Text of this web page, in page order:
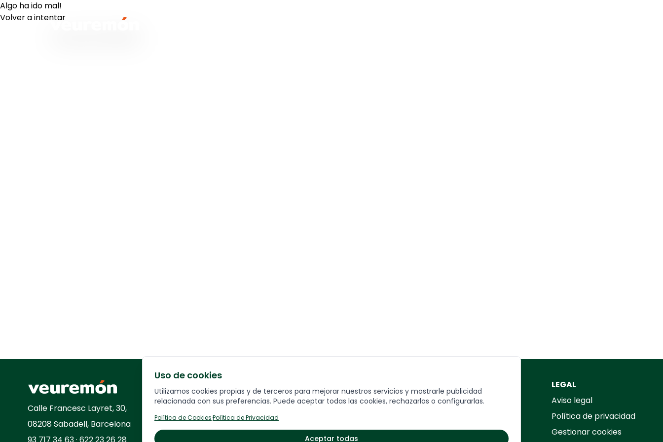
Your Company
Algo ha ido mal!
Volver a intentar
Your Company
Calle Francesc Layret, 30,
08208 Sabadell, Barcelona
Grandes destinos
Viajes destacados
Formulario
LEGAL
Aviso legal
Política de privacidad
Gestionar cookies
Uso de cookies
Utilizamos cookies propias y de terceros para mejorar nuestros servicios y mostrarle publicidad
relacionada con sus preferencias. Puede aceptar todas las cookies, rechazarlas o configurarlas.
Política de Cookies·Política de Privacidad
Aceptar todas